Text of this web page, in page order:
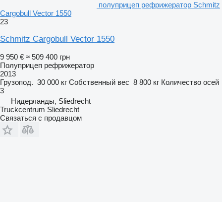
полуприцеп рефрижератор Schmitz
Cargobull Vector 1550
23
Schmitz Cargobull Vector 1550
9 950 € ≈ 509 400 грн
Полуприцеп рефрижератор
2013
Грузопод. 30 000 кг Собственный вес 8 800 кг Количество осей
3
Нидерланды, Sliedrecht
Truckcentrum Sliedrecht
Связаться с продавцом